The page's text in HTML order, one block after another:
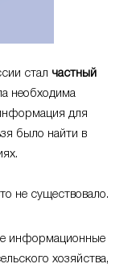
стал частный
необходима
для
было найти в
не существовало.
информационные
хозяйства,